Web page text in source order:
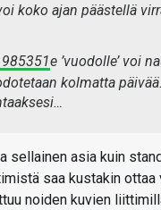
koko ajan päästellä
e ’vuodolle’ voi
kolmatta
sellainen asia kuin
saa kustakin ottaa
noiden kuvien